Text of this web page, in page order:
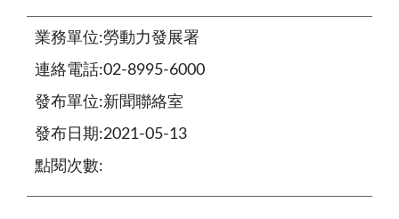
業務單位:勞動力發展署
連絡電話:02-8995-6000
發布單位:新聞聯絡室
發布日期:2021-05-13
點閱次數: